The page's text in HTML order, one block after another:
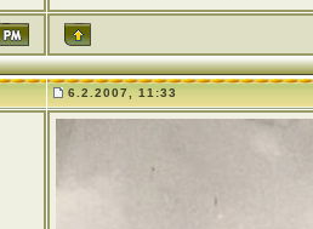
6.2.2007, 11:33